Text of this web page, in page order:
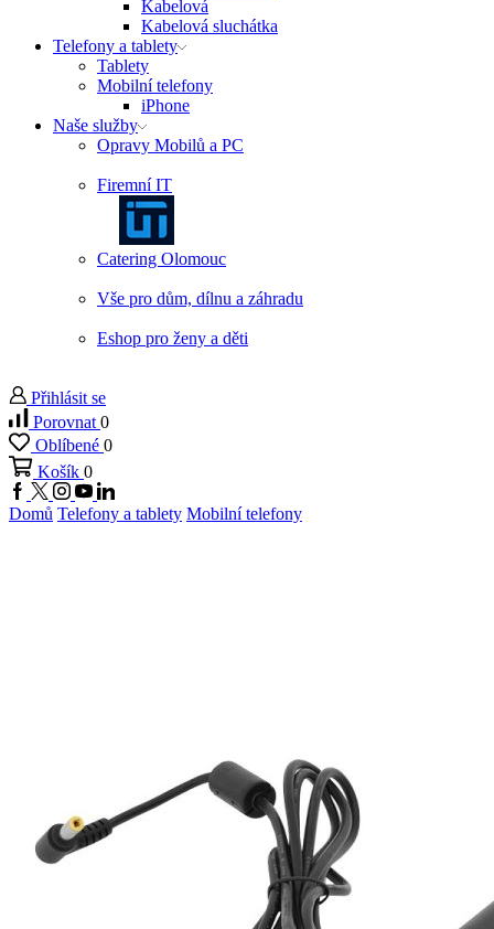
Kabelová
Kabelová sluchátka
Telefony a tablety
Tablety
Mobilní telefony
iPhone
Naše služby
Opravy Mobilů a PC
Firemní IT
Catering Olomouc
Vše pro dům, dílnu a záhradu
Eshop pro ženy a děti
Přihlásit se
Porovnat 0
Oblíbené 0
Košík 0
Facebook
Twitter
Instagram
YoutubeLinkedin
Domů Telefony a tablety Mobilní telefony